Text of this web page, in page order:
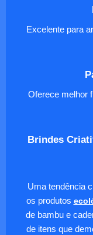
Excelente para
Oferece melhor
Brindes
Uma tendência
os produtos
de bambu e
de itens que